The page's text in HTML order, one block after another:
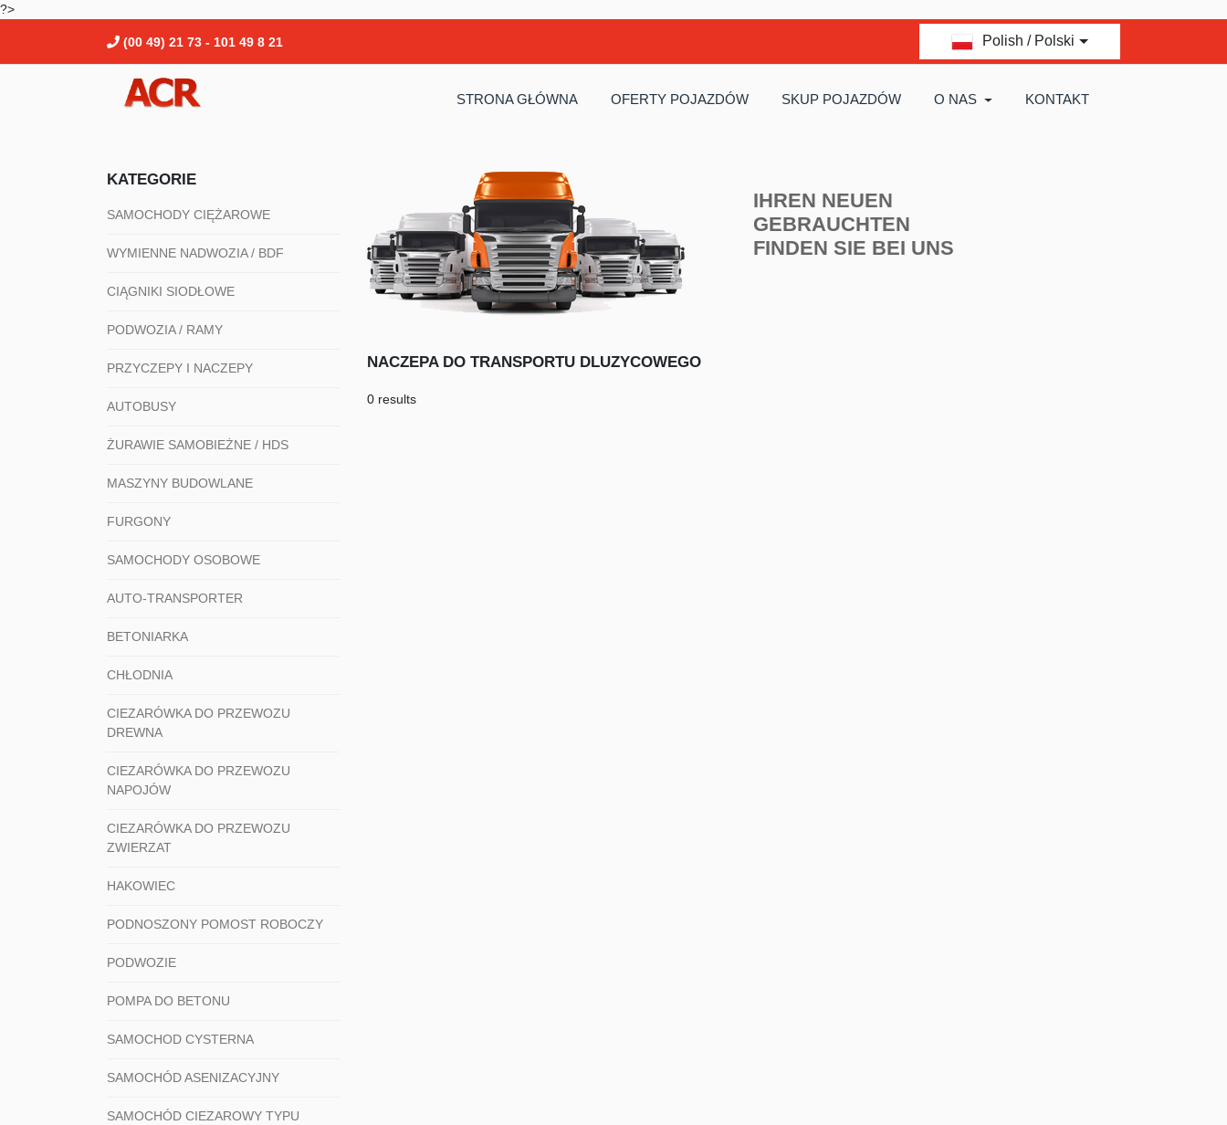
?>
(00 49) 21 73 - 101 49 8 21 Polish / Polski
STRONA GŁÓWNA OFERTY POJAZDÓW SKUP POJAZDÓW O NAS KONTAKT
KATEGORIE
SAMOCHODY CIĘŻAROWE
WYMIENNE NADWOZIA / BDF
CIĄGNIKI SIODŁOWE
PODWOZIA / RAMY
PRZYCZEPY I NACZEPY
AUTOBUSY
ŻURAWIE SAMOBIEŻNE / HDS
MASZYNY BUDOWLANE
FURGONY
SAMOCHODY OSOBOWE
AUTO-TRANSPORTER
BETONIARKA
CHŁODNIA
CIEZARÓWKA DO PRZEWOZU
DREWNA
CIEZARÓWKA DO PRZEWOZU
NAPOJÓW
CIEZARÓWKA DO PRZEWOZU
ZWIERZAT
HAKOWIEC
PODNOSZONY POMOST ROBOCZY
PODWOZIE
POMPA DO BETONU
SAMOCHOD CYSTERNA
SAMOCHÓD ASENIZACYJNY
SAMOCHÓD CIEZAROWY TYPU
IHREN NEUEN
GEBRAUCHTEN
FINDEN SIE BEI UNS
NACZEPA DO TRANSPORTU DLUZYCOWEGO
0 results